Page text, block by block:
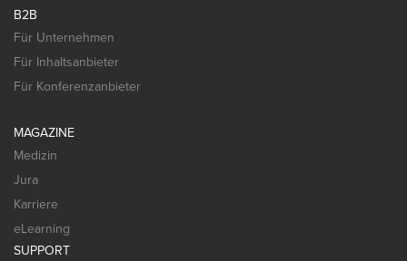
B2B
Für Unternehmen
Für Inhaltsanbieter
Für Konferenzanbieter
MAGAZINE
Medizin
Jura
Karriere
eLearning
SUPPORT